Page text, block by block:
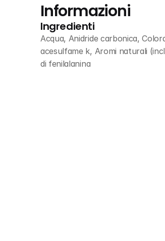
Informazioni
Ingredienti
Acqua, Anidride carbonica,
acesulfame k, Aromi naturali
di fenilalanina